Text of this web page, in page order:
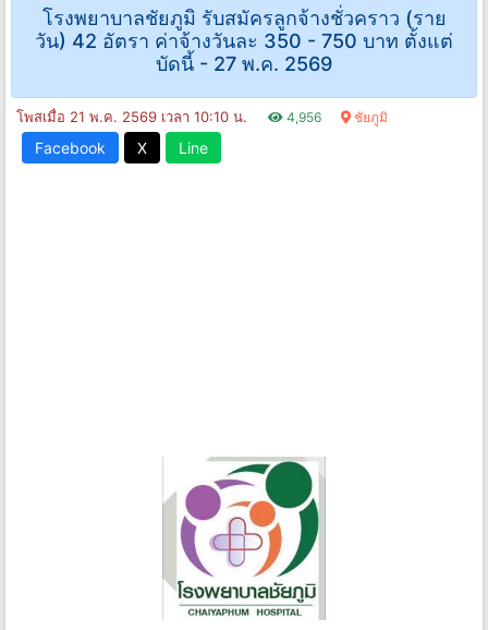
โรงพยาบาลชัยภูมิ รับสมัครลูกจ้างชั่วคราว (ราย
วัน) 42 อัตรา ค่าจ้างวันละ 350 - 750 บาท ตั้งแต่
บัดนี้ - 27 พ.ค. 2569
โพสเมื่อ 21 พ.ค. 2569 เวลา 10:10 น. 4,956 ชัยภูมิ
Facebook X Line